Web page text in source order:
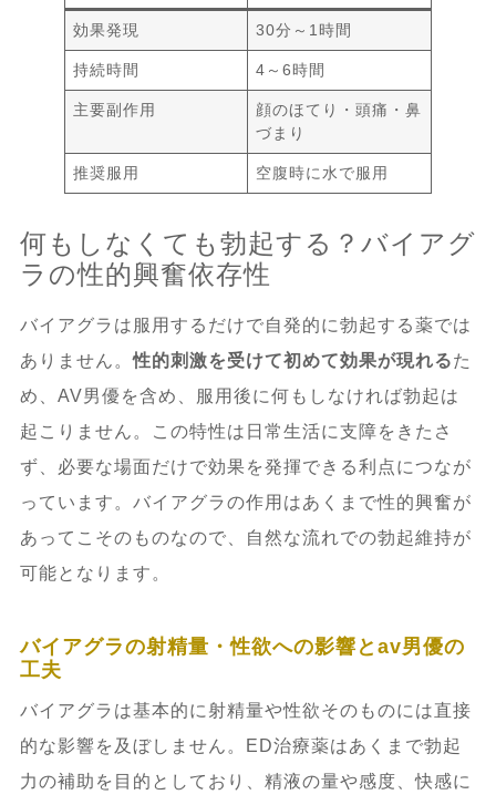
効果発現 30分～1時間
持続時間 4～6時間
主要副作用
顔のほてり・頭痛・鼻
づまり
推奨服用 空腹時に水で服用
何もしなくても勃起する？バイアグ
ラの性的興奮依存性
バイアグラは服用するだけで自発的に勃起する薬では
ありません。性的刺激を受けて初めて効果が現れるた
め、AV男優を含め、服用後に何もしなければ勃起は
起こりません。この特性は日常生活に支障をきたさ
ず、必要な場面だけで効果を発揮できる利点につなが
っています。バイアグラの作用はあくまで性的興奮が
あってこそのものなので、自然な流れでの勃起維持が
可能となります。
バイアグラの射精量・性欲への影響とav男優の
工夫
バイアグラは基本的に射精量や性欲そのものには直接
的な影響を及ぼしません。ED治療薬はあくまで勃起
力の補助を目的としており、精液の量や感度、快感に